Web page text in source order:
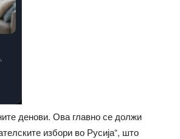
денови. Ова главно се должи
избори во Русија“, што